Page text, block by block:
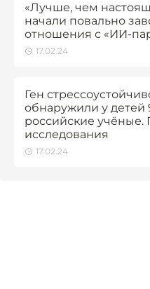
«Лучше, чем
начали повально
отношения с «ИИ-
17.02.24
Ген
обнаружили у детей
российские учёные.
исследования
17.02.24